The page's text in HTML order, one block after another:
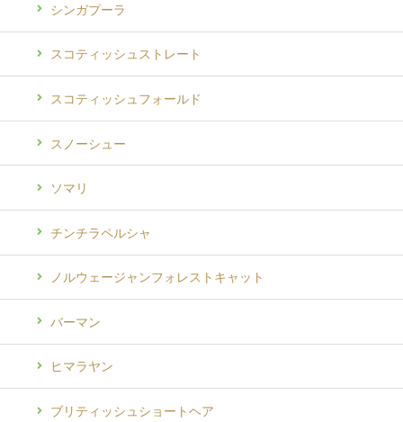
シンガプーラ
スコティッシュストレート
スコティッシュフォールド
スノーシュー
ソマリ
チンチラペルシャ
ノルウェージャンフォレストキャット
バーマン
ヒマラヤン
ブリティッシュショートヘア